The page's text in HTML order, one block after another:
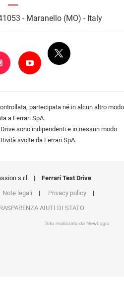
- Maranello (MO) - Italy
partecipata né in alcun altro modo
a Ferrari SpA.
sono indipendenti e in nessun modo
svolte da Ferrari SpA.
s.r.l. |
Ferrari Test Drive
Note legali | Privacy policy
|
AIUTI DI STATO